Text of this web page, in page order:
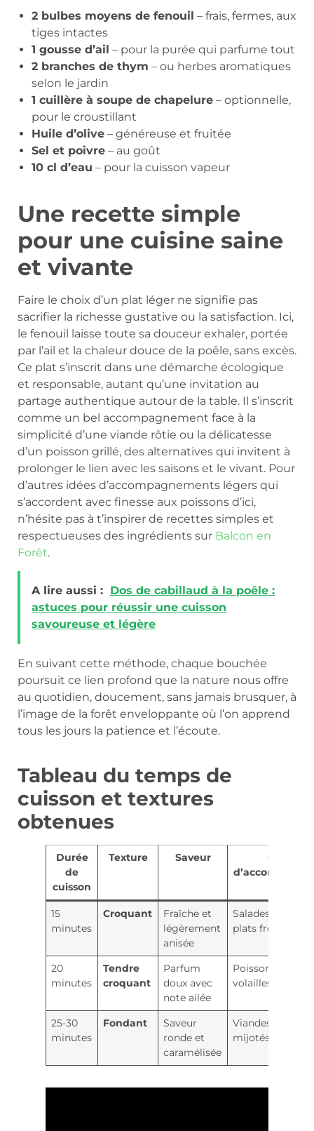
2 bulbes moyens de fenouil – frais, fermes, aux
tiges intactes
1 gousse d’ail – pour la purée qui parfume tout
2 branches de thym – ou herbes aromatiques
selon le jardin
1 cuillère à soupe de chapelure – optionnelle,
pour le croustillant
Huile d’olive – généreuse et fruitée
Sel et poivre – au goût
10 cl d’eau – pour la cuisson vapeur
Une recette simple
pour une cuisine saine
et vivante
Faire le choix d’un plat léger ne signifie pas
sacrifier la richesse gustative ou la satisfaction. Ici,
le fenouil laisse toute sa douceur exhaler, portée
par l’ail et la chaleur douce de la poêle, sans excès.
Ce plat s’inscrit dans une démarche écologique
et responsable, autant qu’une invitation au
partage authentique autour de la table. Il s’inscrit
comme un bel accompagnement face à la
simplicité d’une viande rôtie ou la délicatesse
d’un poisson grillé, des alternatives qui invitent à
prolonger le lien avec les saisons et le vivant. Pour
d’autres idées d’accompagnements légers qui
s’accordent avec finesse aux poissons d’ici,
n’hésite pas à t’inspirer de recettes simples et
respectueuses des ingrédients sur Balcon en
Forêt.
A lire aussi : Dos de cabillaud à la poêle :
astuces pour réussir une cuisson
savoureuse et légère
En suivant cette méthode, chaque bouchée
poursuit ce lien profond que la nature nous offre
au quotidien, doucement, sans jamais brusquer, à
l’image de la forêt enveloppante où l’on apprend
tous les jours la patience et l’écoute.
Tableau du temps de
cuisson et textures
obtenues
Durée
de
cuisson
Texture Saveur
Conseil
15
minutes
Croquant
Fraîche et
légèrement
anisée
Salades légères
plats froids
20
minutes
Tendre
croquant
Parfum
doux avec
note ailée
Poissons grillés,
volailles
25-30
minutes
Fondant
Saveur
ronde et
caramélisée
Viandes rôties,
mijotés